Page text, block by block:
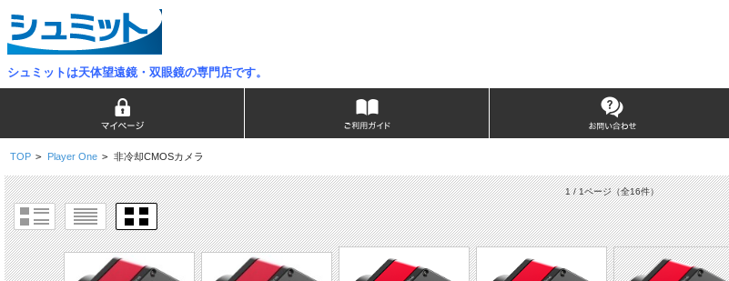
シュミットは天体望遠鏡・双眼鏡の専門店です。
TOP > Player One > 非冷却CMOSカメラ
1 / 1ページ（全16件）